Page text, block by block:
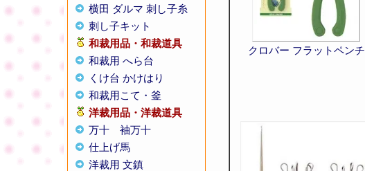
横田 ダルマ 刺し子糸
刺し子キット
和裁用品・和裁道具
和裁用 へら台
くけ台 かけはり
和裁用こて・釜
洋裁用品・洋裁道具
万十
袖万十
仕上げ馬
洋裁用 文鎮
クロバー フラットペンチ